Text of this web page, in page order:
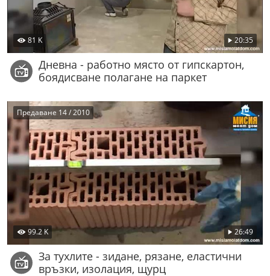
81 K 20:35
Дневна - работно място от гипскартон,
боядисване полагане на паркет
99.2 K 26:49
Предаване 14 / 2010
За тухлите - зидане, рязане, еластични
връзки, изолация, щурц